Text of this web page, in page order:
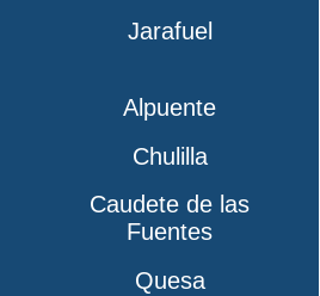
Jarafuel
Alpuente
Chulilla
Caudete de las
Fuentes
Quesa